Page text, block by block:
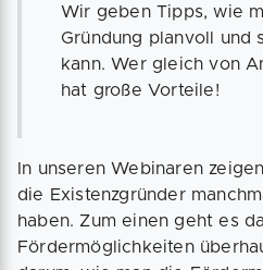
Wir geben Tipps, wie
Gründung planvoll und
kann. Wer gleich von
hat große Vorteile!
In unseren Webinaren
die Existenzgründer
haben. Zum einen geht es
Fördermöglichkeiten